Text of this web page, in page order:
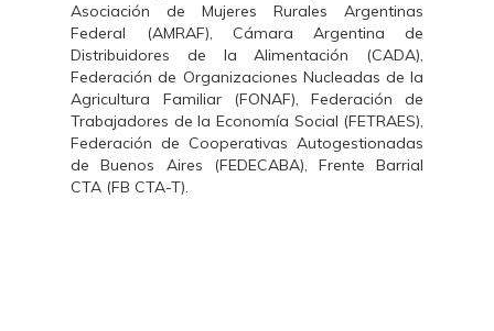
Asociación de Mujeres Rurales Argentinas
Federal (AMRAF), Cámara Argentina de
Distribuidores de la Alimentación (CADA),
Federación de Organizaciones Nucleadas de la
Agricultura Familiar (FONAF), Federación de
Trabajadores de la Economía Social (FETRAES),
Federación de Cooperativas Autogestionadas
de Buenos Aires (FEDECABA), Frente Barrial
CTA (FB CTA-T).